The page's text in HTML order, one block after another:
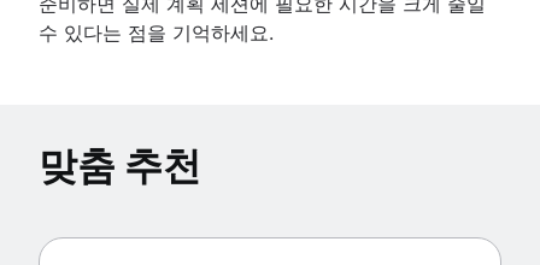
수 있다는 점을 기억하세요.
맞춤 추천